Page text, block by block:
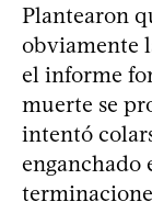
Plantearon
obviamente
el informe
muerte se
intentó
enganchado